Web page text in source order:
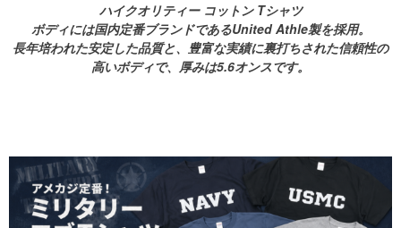
ハイクオリティー コットン Tシャツ
ボディには国内定番ブランドであるUnited Athle製を採用。
長年培われた安定した品質と、豊富な実績に裏打ちされた信頼性の
高いボディで、厚みは5.6オンスです。